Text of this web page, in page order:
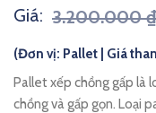
Giá: 3.200.000₫
(Đơn vị: Pallet | Giá
Pallet xếp chồng gấp là
chồng và gấp gọn. Loại